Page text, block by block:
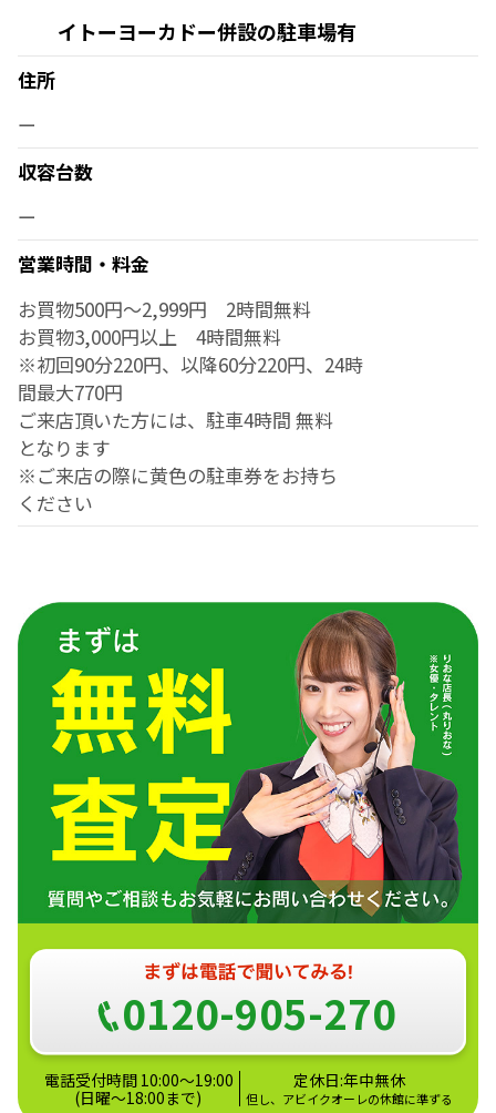
イトーヨーカドー併設の駐車場有
住所
ー
収容台数
ー
営業時間・料金
お買物500円～2,999円 2時間無料
お買物3,000円以上 4時間無料
※初回90分220円、以降60分220円、24時
間最大770円
ご来店頂いた方には、駐車4時間 無料
となります
※ご来店の際に黄色の駐車券をお持ち
ください
0120-905-270
電話受付時間 10:00～19:00
(日曜～18:00まで)
定休日:年中無休
但し、アビイクオーレの休館に準ずる